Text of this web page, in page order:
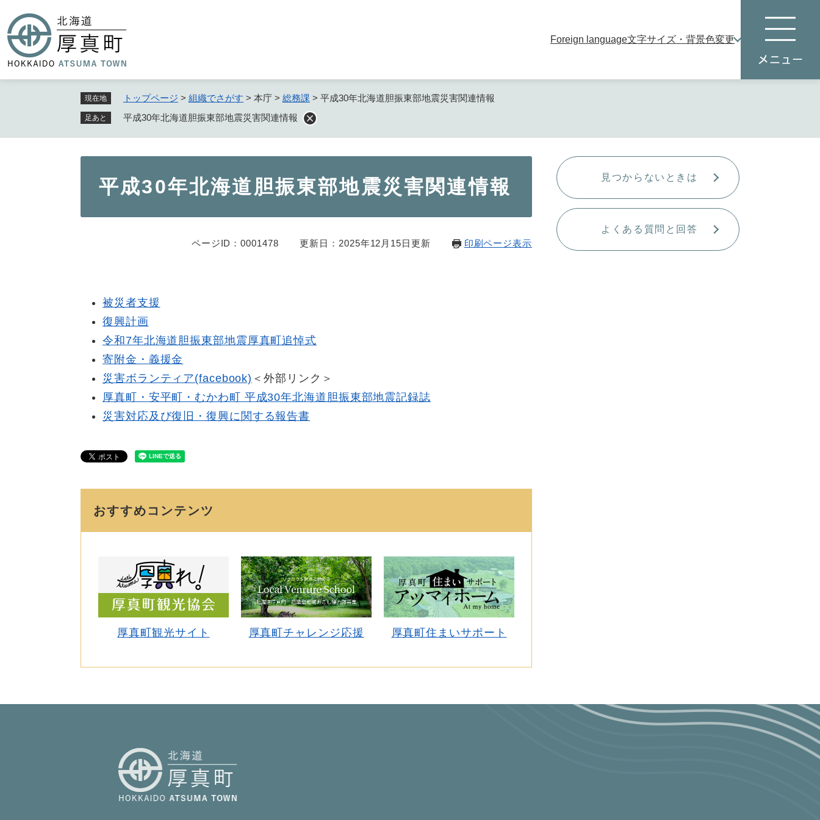
ジ
先
頭
本
Foreign language文字サイズ・背景色変更
現在地 トップページ > 組織でさがす > 本庁 > 総務課 > 平成30年北海道胆振東部地震災害関連情報
足あと 平成30年北海道胆振東部地震災害関連情報
平成30年北海道胆振東部地震災害関連情報
ページID：0001478 更新日：2025年12月15日更新 印刷ページ表示
被災者支援
復興計画
令和7年北海道胆振東部地震厚真町追悼式
寄附金・義援金
災害ボランティア(facebook) ＜外部リンク＞
厚真町・安平町・むかわ町 平成30年北海道胆振東部地震記録誌
災害対応及び復旧・復興に関する報告書
おすすめコンテンツ
厚真町観光サイト 厚真町チャレンジ応援 厚真町住まいサポート
見つからないときは
よくある質問と回答